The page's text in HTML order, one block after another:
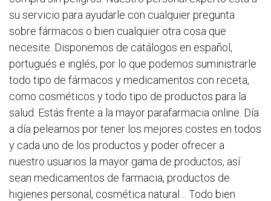
su servicio para ayudarle con cualquier pregunta
sobre fármacos o bien cualquier otra cosa que
necesite. Disponemos de catálogos en español,
portugués e inglés, por lo que podemos suministrarle
todo tipo de fármacos y medicamentos con receta,
como cosméticos y todo tipo de productos para la
salud. Estás frente a la mayor parafarmacia online. Día
a día peleamos por tener los mejores costes en todos
y cada uno de los productos y poder ofrecer a
nuestro usuarios la mayor gama de productos, así
sean medicamentos de farmacia, productos de
higienes personal, cosmética natural… Todo bien